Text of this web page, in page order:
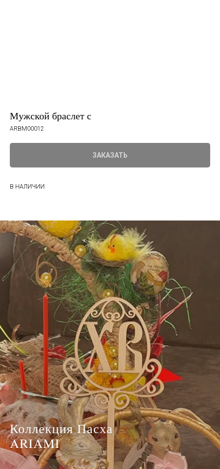
Мужской браслет с
ARBM00012
ЗАКАЗАТЬ
В НАЛИЧИИ
Коллекция Пасха
ARIAMI